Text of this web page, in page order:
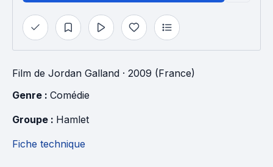
Film de Jordan Galland · 2009 (France)
Genre : Comédie
Groupe : Hamlet
Fiche technique